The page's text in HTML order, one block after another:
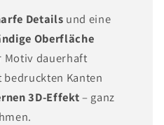
Details und eine
Oberfläche
Motiv dauerhaft
Kanten
3D-Effekt– ganz